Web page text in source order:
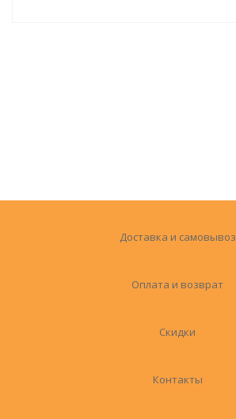
Доставка и самовывоз
Оплата и возврат
Скидки
Контакты